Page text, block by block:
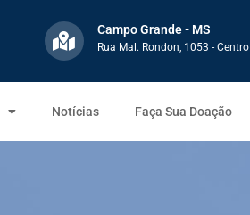
Campo Grande - MS
Rua Mal. Rondon, 1053 - Centro
Notícias Faça Sua Doação